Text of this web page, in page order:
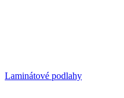
Laminátové podlahy